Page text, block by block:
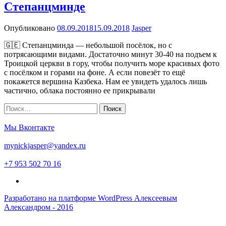
Степанцминде
Опубликовано 08.09.201815.09.2018 Jasper
🇬🇪 Степанцминда — небольшой посёлок, но с
потрясающими видами. Достаточно минут 30-40 на подъем к
Троицкой церкви в гору, чтобы получить море красивых фото
с посёлком и горами на фоне. А если повезёт то ещё
покажется вершина Казбека. Нам ее увидеть удалось лишь
частично, облака постоянно ее прикрывали
Найти:
Мы Вконтакте
mynickjasper@yandex.ru
+7 953 502 70 16
Разработано на платформе WordPress Алексеевым
Александром - 2016